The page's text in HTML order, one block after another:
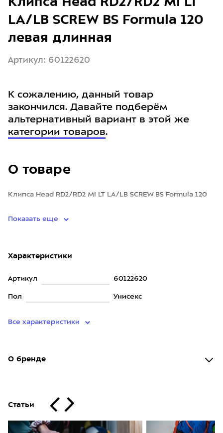
О товаре
Клипса Head RD2/RD2 MI LT LA/LB SCREW BS Formula 120
Показать еще
Характеристики
Артикул 60122620
Пол Унисекс
Все характеристики
О бренде
Статьи
LA/LB SCREW BS Formula 120
левая длинная
Артикул: 60122620
К сожалению, данный товар
закончился. Давайте подберём
альтернативный вариант в этой же
категории товаров.